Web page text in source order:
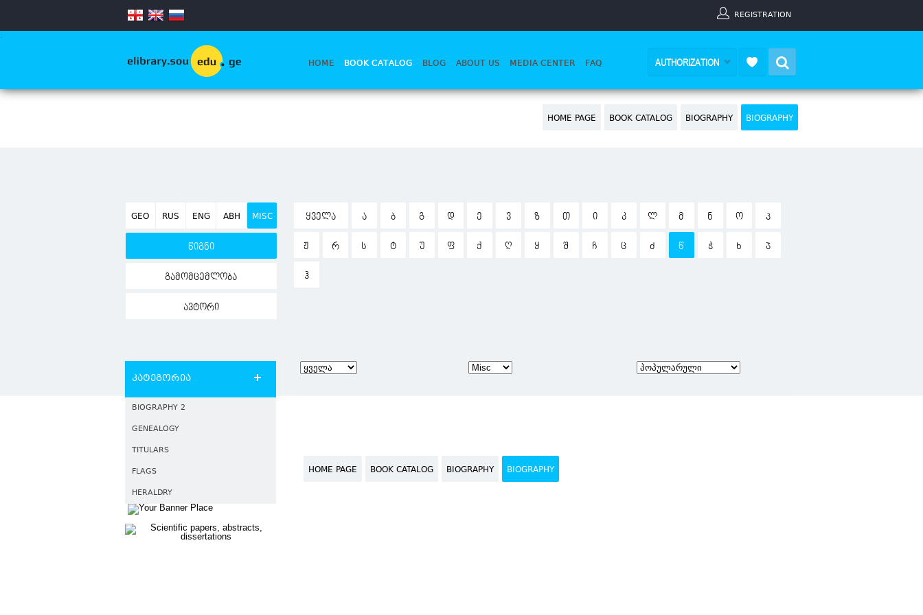
REGISTRATION
.
HOME BOOK CATALOG BLOG ABOUT US MEDIA CENTER FAQ AUTHORIZATION
HOME PAGE BOOK CATALOG BIOGRAPHY BIOGRAPHY
GEO RUS ENG ABH MISC
წიგნი
გამომცემლობა
ავტორი
ᲧᲕᲔᲚᲐ Ა Ბ Გ Დ Ე Ვ Ზ Თ Ი Კ Ლ Მ Ნ Ო Პ
Ჟ Რ Ს Ტ Უ Ფ Ქ Ღ Ყ Შ Ჩ Ც Ძ Წ Ჭ Ხ Ჯ
Ჰ
კატეგორია
BIOGRAPHY 2
GENEALOGY
TITULARS
FLAGS
HERALDRY
HOME PAGE BOOK CATALOG BIOGRAPHY BIOGRAPHY